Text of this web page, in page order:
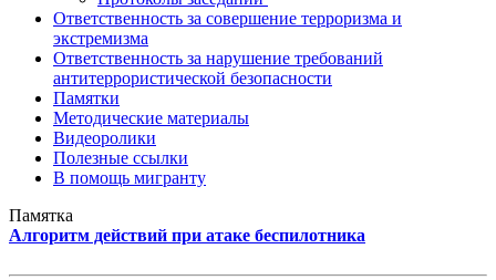
Ответственность за совершение терроризма и
экстремизма
Ответственность за нарушение требований
антитеррористической безопасности
Памятки
Методические материалы
Видеоролики
Полезные ссылки
В помощь мигранту
Памятка
Алгоритм действий при атаке беспилотника